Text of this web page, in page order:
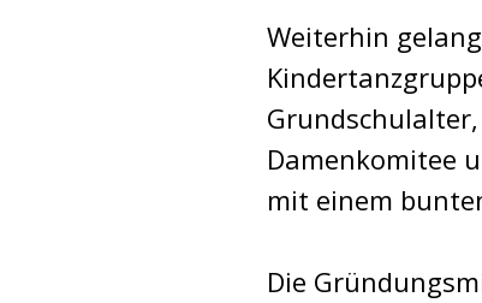
Weiterhin
Damenkomitee
mit einem
Die